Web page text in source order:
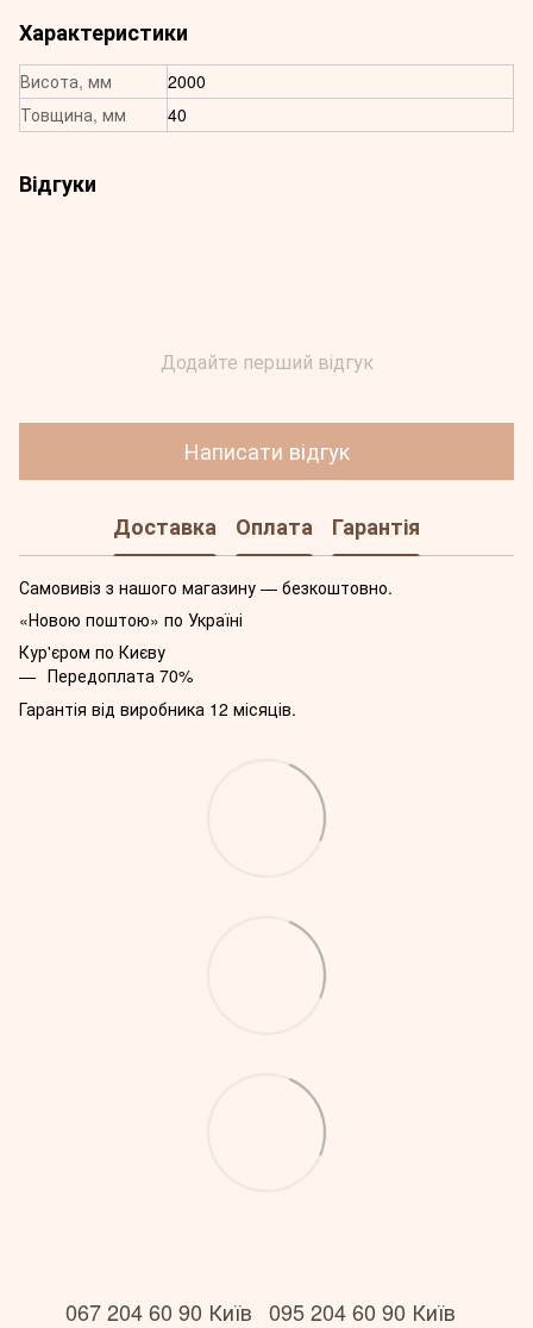
Характеристики
Висота, мм
2000
Товщина, мм
40
Відгуки
Додайте перший відгук
Написати відгук
Доставка Оплата Гарантія
Самовивіз з нашого магазину — безкоштовно.
«Новою поштою» по Україні
Кур'єром по Києву
Передоплата 70%
Гарантія від виробника 12 місяців.
067 204 60 90 Київ 095 204 60 90 Київ